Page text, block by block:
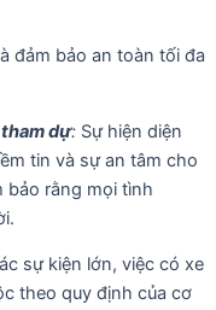
đảm bảo an toàn tối đa
dự: Sự hiện diện
tin và sự an tâm cho
bảo rằng mọi tình
sự kiện lớn, việc có xe
theo quy định của cơ